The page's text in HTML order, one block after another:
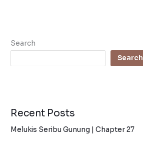
Search
Search
Recent Posts
Melukis Seribu Gunung | Chapter 27